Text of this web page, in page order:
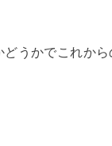
どうかでこれか